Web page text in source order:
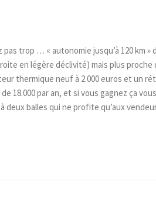
pas trop … « autonomie jusqu’à 120 km
en légère déclivité) mais plus proche
thermique neuf à 2.000 euros et un
18.000 par an, et si vous gagnez ça
deux balles qui ne profite qu’aux